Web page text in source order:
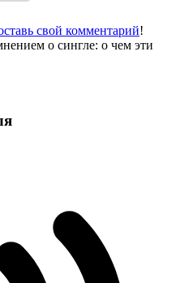
свой комментарий!
о сингле: о чем эти